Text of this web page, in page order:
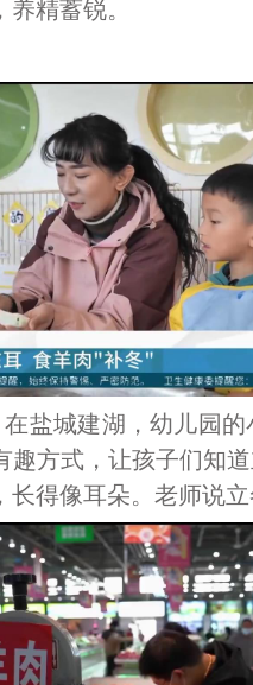
精蓄锐。
盐城建湖，幼儿园
方式，让孩子们知
得像耳朵。老师说